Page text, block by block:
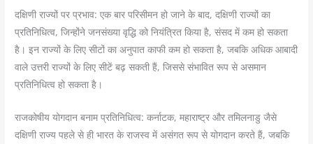
दक्षिणी राज्यों पर प्रभाव: एक बार परिसीमन हो जाने के बाद, दक्षिणी राज्यों का
प्रतिनिधित्व, जिन्होंने जनसंख्या वृद्धि को नियंत्रित किया है, संसद में कम हो सकता
है। इन राज्यों के लिए सीटों का अनुपात काफी कम हो सकता है, जबकि अधिक आबादी
वाले उत्तरी राज्यों के लिए सीटें बढ़ सकती हैं, जिससे संभावित रूप से असमान
प्रतिनिधित्व हो सकता है।
राजकोषीय योगदान बनाम प्रतिनिधित्व: कर्नाटक, महाराष्ट्र और तमिलनाडु जैसे
दक्षिणी राज्य पहले से ही भारत के राजस्व में असंगत रूप से योगदान करते हैं, जबकि